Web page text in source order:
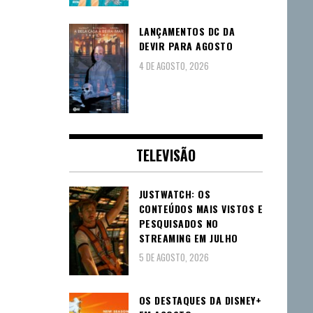
LANÇAMENTOS DC DA
DEVIR PARA AGOSTO
4 DE AGOSTO, 2026
TELEVISÃO
JUSTWATCH: OS
CONTEÚDOS MAIS VISTOS E
PESQUISADOS NO
STREAMING EM JULHO
5 DE AGOSTO, 2026
OS DESTAQUES DA DISNEY+